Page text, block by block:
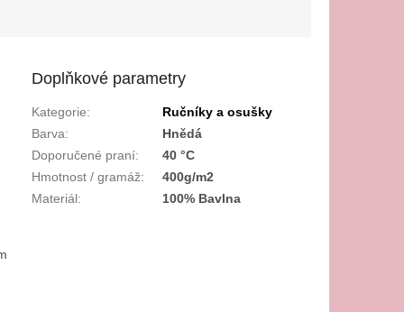
Doplňkové parametry
Kategorie:
Ručníky a osušky
Barva:
Hnědá
Doporučené praní:
40 °C
Hmotnost / gramáž:
400g/m2
Materiál: 100% Bavlna